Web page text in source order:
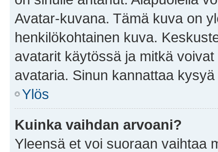
Avatar-kuvana. Tämä kuva on
henkilökohtainen kuva.
avatarit käytössä ja mitkä
avataria. Sinun kannattaa
Ylös
Kuinka vaihdan arvoani?
Yleensä et voi suoraan vaihtaa